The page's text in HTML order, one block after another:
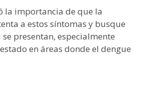
la importancia de que la
a estos síntomas y busque
presentan, especialmente
en áreas donde el dengue